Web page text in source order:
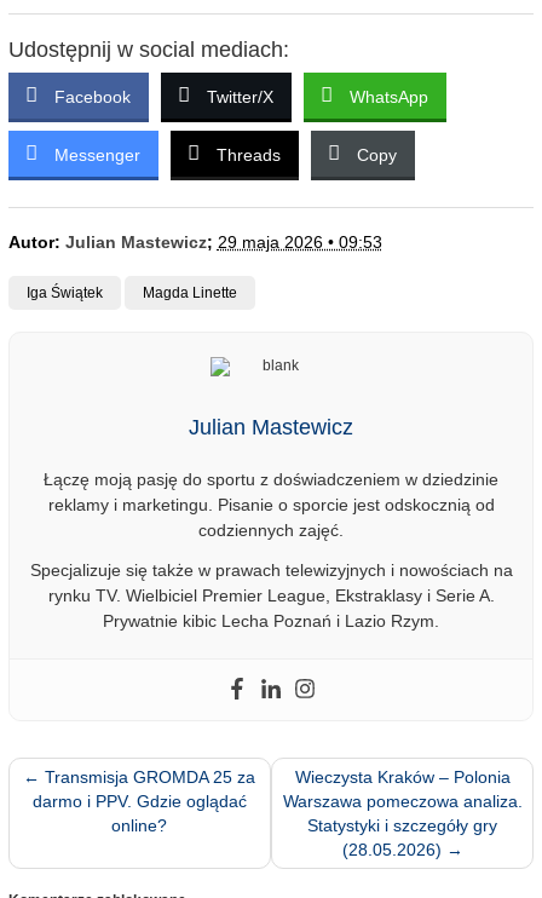
Udostępnij w social mediach:
Facebook Twitter/X WhatsApp
Messenger Threads Copy
Autor: Julian Mastewicz; 29 maja 2026 • 09:53
Iga Świątek Magda Linette
Julian Mastewicz
Łączę moją pasję do sportu z doświadczeniem w dziedzinie
reklamy i marketingu. Pisanie o sporcie jest odskocznią od
codziennych zajęć.
Specjalizuje się także w prawach telewizyjnych i nowościach na
rynku TV. Wielbiciel Premier League, Ekstraklasy i Serie A.
Prywatnie kibic Lecha Poznań i Lazio Rzym.
← Transmisja GROMDA 25 za
darmo i PPV. Gdzie oglądać
online?
Wieczysta Kraków – Polonia
Warszawa pomeczowa analiza.
Statystyki i szczegóły gry
(28.05.2026) →